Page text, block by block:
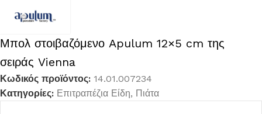
Μπολ στοιβαζόμενο Apulum 12×5 cm της
σειράς Vienna
Κωδικός προϊόντος: 14.01.007234
Κατηγορίες: Επιτραπέζια Είδη, Πιάτα